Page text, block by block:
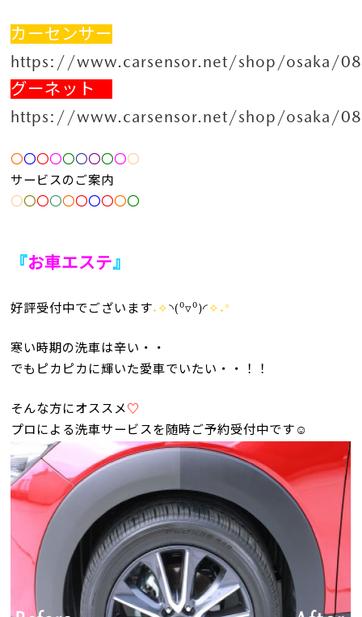
カーセンサー
https://www.carsensor.net/shop/osaka/
グーネット
https://www.carsensor.net/shop/osaka/
〇〇〇〇〇〇〇〇〇〇
サービスのご案内
〇〇〇〇〇〇〇〇〇〇
『お車エステ』
好評受付中でございます˖✧◝(⁰▿⁰)◜✧˖°
寒い時期の洗車は辛い・・
でもピカピカに輝いた愛車でいたい・・！！
そんな方にオススメ♡
プロによる洗車サービスを随時ご予約受付中です☺